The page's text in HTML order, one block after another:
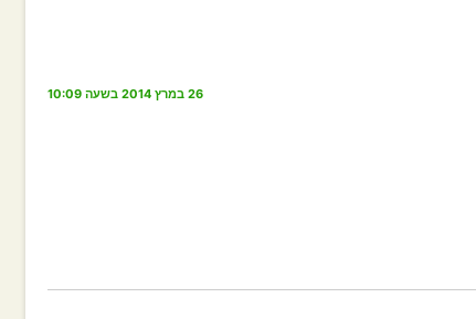
26 במרץ 2014 בשעה 10:09